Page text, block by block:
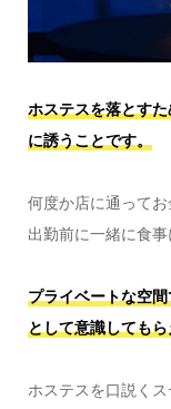
ホステスを落とす
に誘うことです。
何度か店に通って
出勤前に一緒に食事
プライベートな空
として意識しても
ホステスを口説く